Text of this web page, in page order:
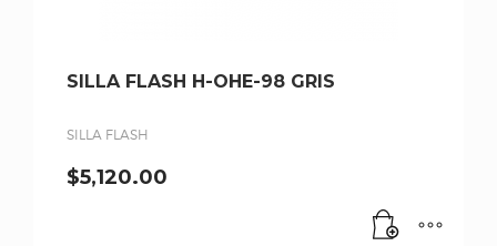
SILLA FLASH H-OHE-98 GRIS
SILLA FLASH
$5,120.00